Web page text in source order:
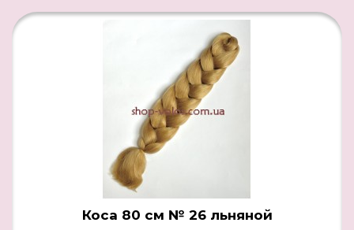
Коса 80 см № 26 льняной